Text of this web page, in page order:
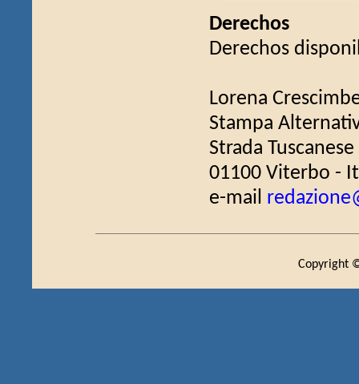
Derechos
Derechos
Lorena
Stampa
Strada
01100 Viterbo -
e-mail
Copyright